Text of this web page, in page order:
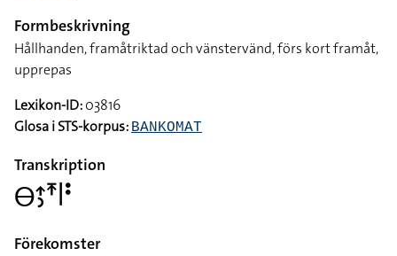
Formbeskrivning
Hållhanden, framåtriktad och vänstervänd, förs kort framåt,
upprepas
Lexikon-ID:03816
Glosa i STS-korpus: BANKOMAT
Transkription
􌤫􌤴􌤶􌥵􌥼􌥻
Förekomster